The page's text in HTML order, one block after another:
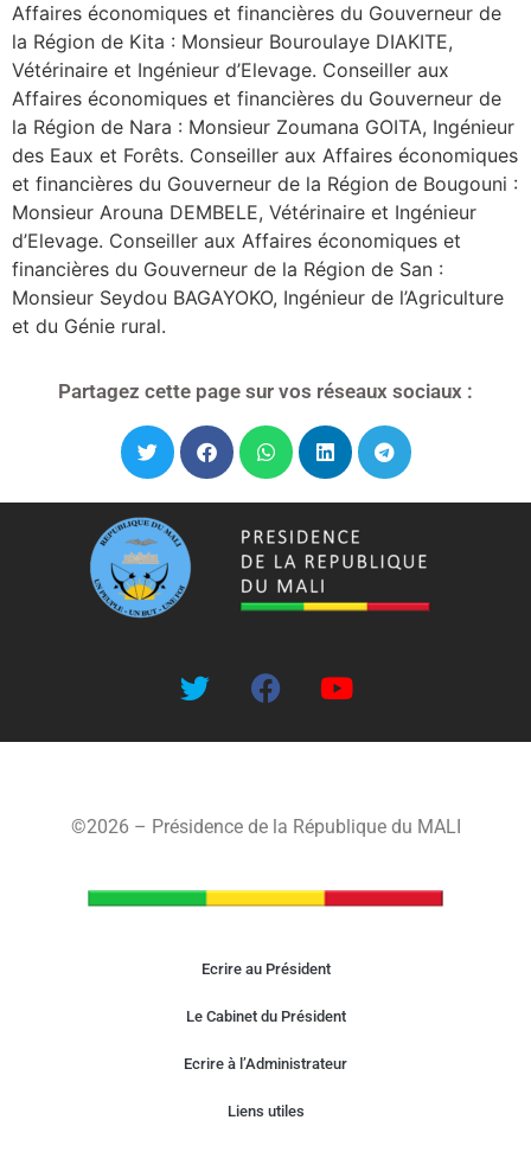
Affaires économiques et financières du Gouverneur de
la Région de Kita : Monsieur Bouroulaye DIAKITE,
Vétérinaire et Ingénieur d’Elevage. Conseiller aux
Affaires économiques et financières du Gouverneur de
la Région de Nara : Monsieur Zoumana GOITA, Ingénieur
des Eaux et Forêts. Conseiller aux Affaires économiques
et financières du Gouverneur de la Région de Bougouni :
Monsieur Arouna DEMBELE, Vétérinaire et Ingénieur
d’Elevage. Conseiller aux Affaires économiques et
financières du Gouverneur de la Région de San :
Monsieur Seydou BAGAYOKO, Ingénieur de l’Agriculture
et du Génie rural.
Partagez cette page sur vos réseaux sociaux :
©2026 – Présidence de la République du MALI
Ecrire au Président
Le Cabinet du Président
Ecrire à l’Administrateur
Liens utiles